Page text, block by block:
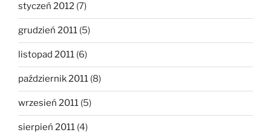
styczeń 2012 (7)
grudzień 2011 (5)
listopad 2011 (6)
październik 2011 (8)
wrzesień 2011 (5)
sierpień 2011 (4)